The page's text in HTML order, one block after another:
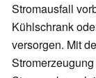
Stromausfall
Kühlschrank
versorgen. Mit